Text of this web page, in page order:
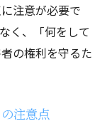
注意が必要で
く、「何をして
の権利を守るた
注意点